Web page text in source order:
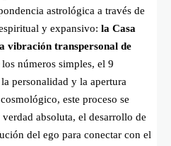
astrológica a través de
y expansivo: la Casa
vibración transpersonal de
números simples, el 9
personalidad y la apertura
este proceso se
absoluta, el desarrollo de
del ego para conectar con el